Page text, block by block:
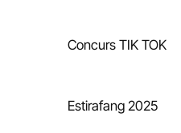
Concurs TIK TOK
Estirafang 2025